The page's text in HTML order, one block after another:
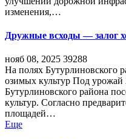
изменения,…
Дружные всходы — залог
нояб 08, 2025 39288
На полях Бутурлиновского
озимых культур Под урожай
Бутурлиновского района
культур. Согласно
площадей…
Еще